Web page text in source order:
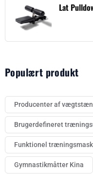
Lat
Populært produkt
Producenter af
Brugerdefineret
Funktionel
Gymnastikmåtter Kina